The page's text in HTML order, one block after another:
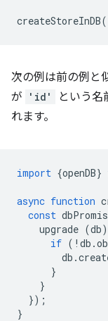
createStoreInDB
次の例は前の例と
が
'id'
という名
れます。
import {openDB}
async function
const
upgrade (db)
if ( ! db .
db .
}
}
});
}